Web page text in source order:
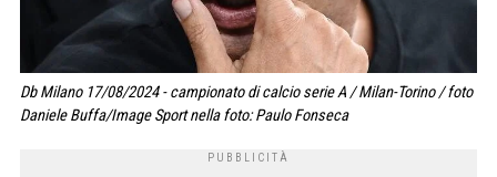
Db Milano 17/08/2024 - campionato di calcio serie A / Milan-Torino / foto
Daniele Buffa/Image Sport nella foto: Paulo Fonseca